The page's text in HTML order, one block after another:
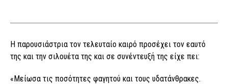
Η παρουσιάστρια τον τελευταίο καιρό προσέχει τον εαυτό
της και την σιλουέτα της και σε συνέντευξή της είχε πει:
«Μείωσα τις ποσότητες φαγητού και τους υδατάνθρακες.